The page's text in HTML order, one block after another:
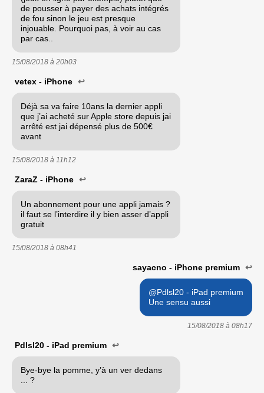
de pousser à payer des achats intégrés
de fou sinon le jeu est presque
injouable. Pourquoi pas, à voir au cas
par cas..
15/08/2018 à 20h03
vetex - iPhone ↩
Déjà sa va faire 10ans la dernier appli
que j’ai acheté sur Apple store depuis jai
arrêté est jai dépensé plus de 500€
avant
15/08/2018 à 11h12
ZaraZ - iPhone ↩
Un abonnement pour une appli jamais ?
il faut se l’interdire il y bien asser d’appli
gratuit
15/08/2018 à 08h41
sayacno - iPhone premium ↩
@Pdlsl20 - iPad premium
Une sensu aussi
15/08/2018 à 08h17
Pdlsl20 - iPad premium ↩
Bye-bye la pomme, y’à un ver dedans
... ?